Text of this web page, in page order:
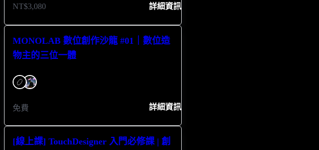
NT$3,080 詳細資訊
MONOLAB 數位創作沙龍 #01｜數位造
物主的三位一體
免費 詳細資訊
[線上課] TouchDesigner 入門必修課 | 創